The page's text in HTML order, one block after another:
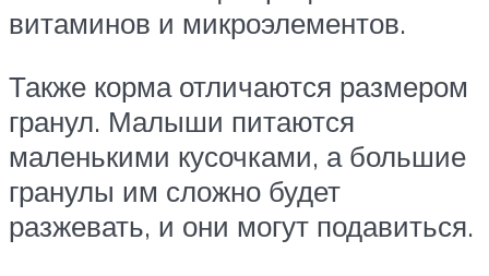
витаминов и микроэлементов.
Также корма отличаются размером
гранул. Малыши питаются
маленькими кусочками, а большие
гранулы им сложно будет
разжевать, и они могут подавиться.